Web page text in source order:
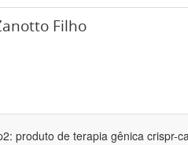
Filho
produto de terapia gênica crispr-